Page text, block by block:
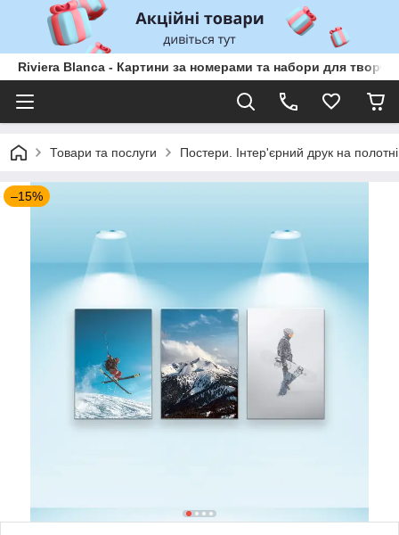
Riviera Blanca - Картини за номерами та набори для
Товари та послуги Постери. Інтер'єрний друк на полотні
–15%